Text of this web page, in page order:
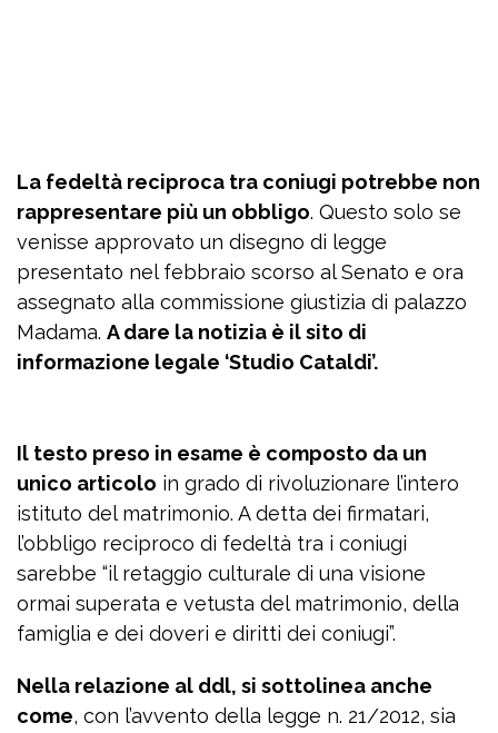
La fedeltà reciproca tra coniugi potrebbe non
rappresentare più un obbligo. Questo solo se
venisse approvato un disegno di legge
presentato nel febbraio scorso al Senato e ora
assegnato alla commissione giustizia di palazzo
Madama. A dare la notizia è il sito di
informazione legale ‘Studio Cataldi’.
Il testo preso in esame è composto da un
unico articolo in grado di rivoluzionare l’intero
istituto del matrimonio. A detta dei firmatari,
l’obbligo reciproco di fedeltà tra i coniugi
sarebbe “il retaggio culturale di una visione
ormai superata e vetusta del matrimonio, della
famiglia e dei doveri e diritti dei coniugi”.
Nella relazione al ddl, si sottolinea anche
come, con l’avvento della legge n. 21/2012, sia